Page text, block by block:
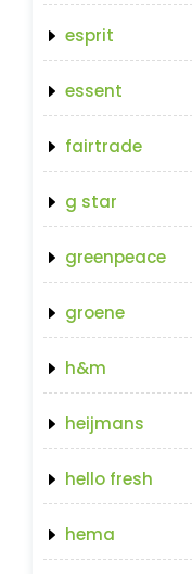
esprit
essent
fairtrade
g star
greenpeace
groene
h&m
heijmans
hello fresh
hema